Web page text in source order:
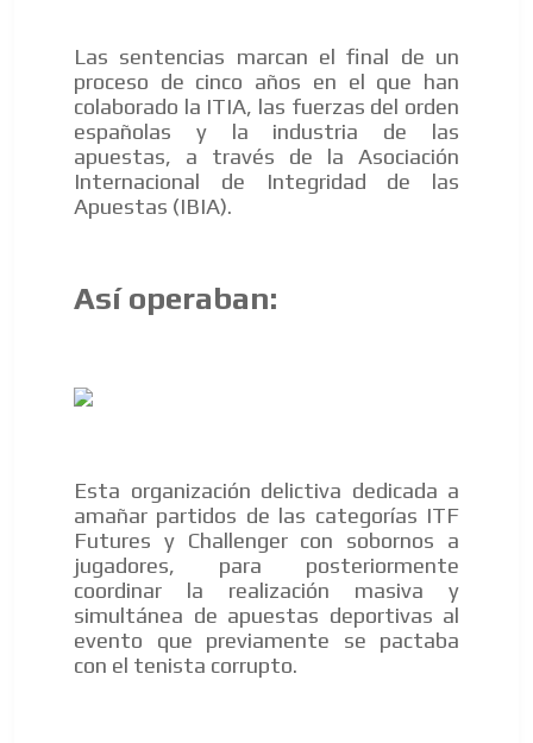
Las sentencias marcan el final de un
proceso de cinco años en el que han
colaborado la ITIA, las fuerzas del orden
españolas y la industria de las
apuestas, a través de la Asociación
Internacional de Integridad de las
Apuestas (IBIA).
Así operaban:
Esta organización delictiva dedicada a
amañar partidos de las categorías ITF
Futures y Challenger con sobornos a
jugadores, para posteriormente
coordinar la realización masiva y
simultánea de apuestas deportivas al
evento que previamente se pactaba
con el tenista corrupto.